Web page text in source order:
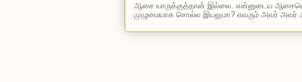
ஆசை யாருக்குத்தான் இல்லை. என்னுடைய
முழுமையாக சொல்ல இயலுமா? எவரும் அவர் அவர்